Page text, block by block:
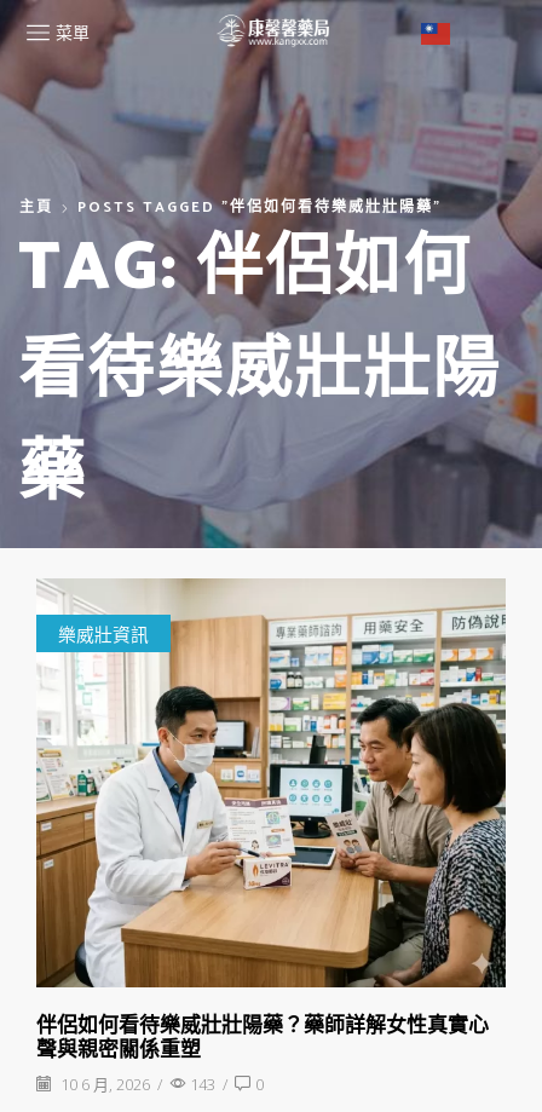
菜單
主頁 POSTS TAGGED "伴侶如何看待樂威壯壯陽藥"
TAG: 伴侶如何
看待樂威壯壯陽
藥
樂威壯資訊
伴侶如何看待樂威壯壯陽藥？藥師詳解女性真實心
聲與親密關係重塑
10 6 月, 2026 / 143 / 0